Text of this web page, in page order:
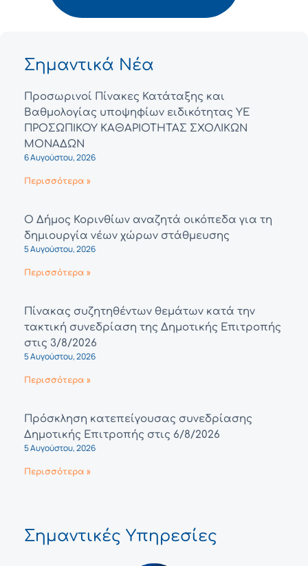
Σημαντικά Νέα
Προσωρινοί Πίνακες Κατάταξης και
Βαθμολογίας υποψηφίων ειδικότητας ΥΕ
ΠΡΟΣΩΠΙΚΟΥ ΚΑΘΑΡΙΟΤΗΤΑΣ ΣΧΟΛΙΚΩΝ
ΜΟΝΑΔΩΝ
6 Αυγούστου, 2026
Περισσότερα »
Ο Δήμος Κορινθίων αναζητά οικόπεδα για τη
δημιουργία νέων χώρων στάθμευσης
5 Αυγούστου, 2026
Περισσότερα »
Πίνακας συζητηθέντων θεμάτων κατά την
τακτική συνεδρίαση της Δημοτικής Επιτροπής
στις 3/8/2026
5 Αυγούστου, 2026
Περισσότερα »
Πρόσκληση κατεπείγουσας συνεδρίασης
Δημοτικής Επιτροπής στις 6/8/2026
5 Αυγούστου, 2026
Περισσότερα »
Σημαντικές Υπηρεσίες